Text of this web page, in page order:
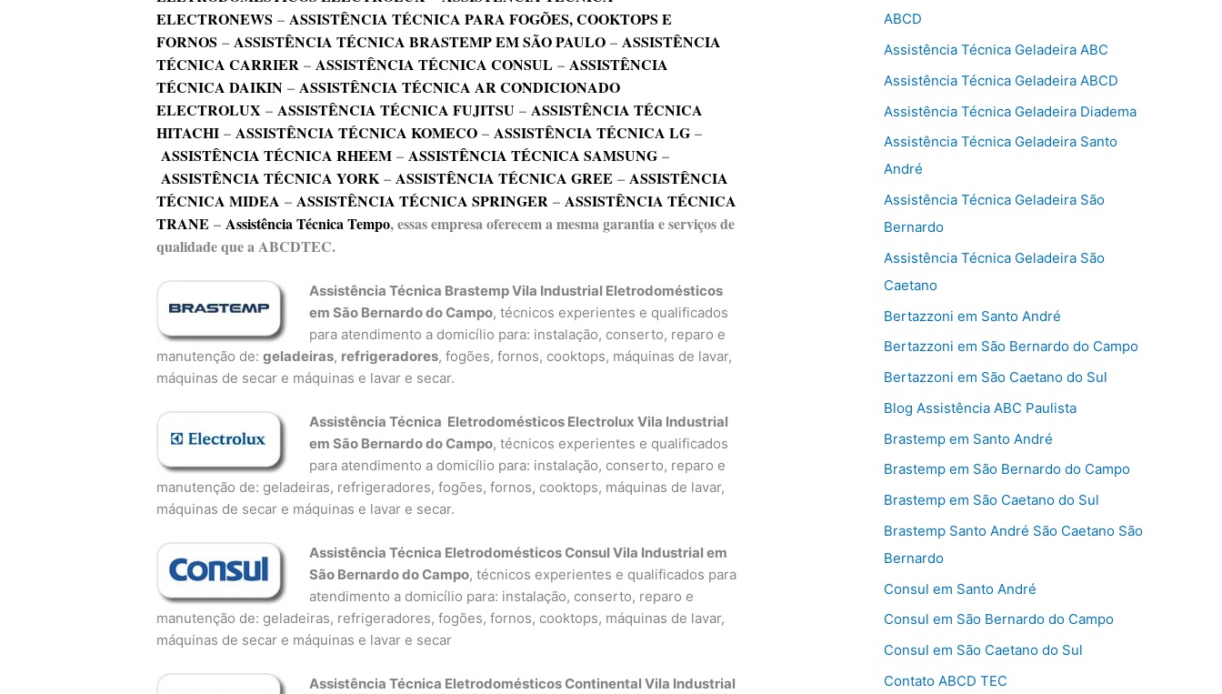
ELECTRONEWS –ASSISTÊNCIA TÉCNICA PARA FOGÕES, COOKTOPS E
FORNOS –ASSISTÊNCIA TÉCNICA BRASTEMP EM SÃO PAULO –ASSISTÊNCIA
TÉCNICA CARRIER –ASSISTÊNCIA TÉCNICA CONSUL –ASSISTÊNCIA
TÉCNICA DAIKIN –ASSISTÊNCIA TÉCNICA AR CONDICIONADO
ELECTROLUX –ASSISTÊNCIA TÉCNICA FUJITSU –ASSISTÊNCIA TÉCNICA
HITACHI –ASSISTÊNCIA TÉCNICA KOMECO –ASSISTÊNCIA TÉCNICA LG –
ASSISTÊNCIA TÉCNICA RHEEM –ASSISTÊNCIA TÉCNICA SAMSUNG –
ASSISTÊNCIA TÉCNICA YORK–ASSISTÊNCIA TÉCNICA GREE –ASSISTÊNCIA
TÉCNICA MIDEA –ASSISTÊNCIA TÉCNICA SPRINGER –ASSISTÊNCIA TÉCNICA
TRANE –Assistência Técnica Tempo, essas empresa oferecem a mesma garantia e serviços de
qualidade que a ABCDTEC.
Assistência Técnica Brastemp Vila Industrial Eletrodomésticos
em São Bernardo do Campo, técnicos experientes e qualificados
para atendimento a domicílio para: instalação, conserto, reparo e
manutenção de:geladeiras, refrigeradores, fogões, fornos, cooktops, máquinas de lavar,
máquinas de secar e máquinas e lavar e secar.
Assistência Técnica Eletrodomésticos Electrolux Vila Industrial
em São Bernardo do Campo, técnicos experientes e qualificados
para atendimento a domicílio para: instalação, conserto, reparo e
manutenção de: geladeiras, refrigeradores, fogões, fornos, cooktops, máquinas de lavar,
máquinas de secar e máquinas e lavar e secar.
Assistência Técnica Eletrodomésticos Consul Vila Industrial em
São Bernardo do Campo, técnicos experientes e qualificados para
atendimento a domicílio para: instalação, conserto, reparo e
manutenção de: geladeiras, refrigeradores, fogões, fornos, cooktops, máquinas de lavar,
máquinas de secar e máquinas e lavar e secar
Assistência Técnica Eletrodomésticos Continental Vila Industrial
ABCD
Assistência Técnica Geladeira ABC
Assistência Técnica Geladeira ABCD
Assistência Técnica Geladeira Diadema
Assistência Técnica Geladeira Santo
André
Assistência Técnica Geladeira São
Bernardo
Assistência Técnica Geladeira São
Caetano
Bertazzoni em Santo André
Bertazzoni em São Bernardo do Campo
Bertazzoni em São Caetano do Sul
Blog Assistência ABC Paulista
Brastemp em Santo André
Brastemp em São Bernardo do Campo
Brastemp em São Caetano do Sul
Brastemp Santo André São Caetano São
Bernardo
Consul em Santo André
Consul em São Bernardo do Campo
Consul em São Caetano do Sul
Contato ABCD TEC